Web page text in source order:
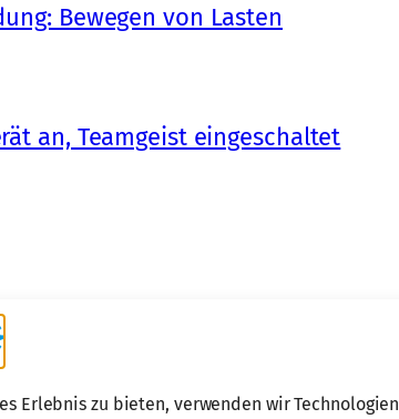
Erlebnis zu bieten, verwenden wir Technologien
Bewegen von Lasten
an, Teamgeist eingeschaltet